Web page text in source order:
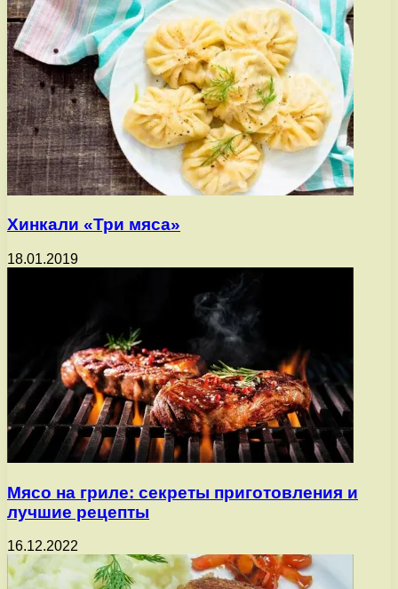
Хинкали «Три мяса»
18.01.2019
Мясо на гриле: секреты приготовления и
лучшие рецепты
16.12.2022